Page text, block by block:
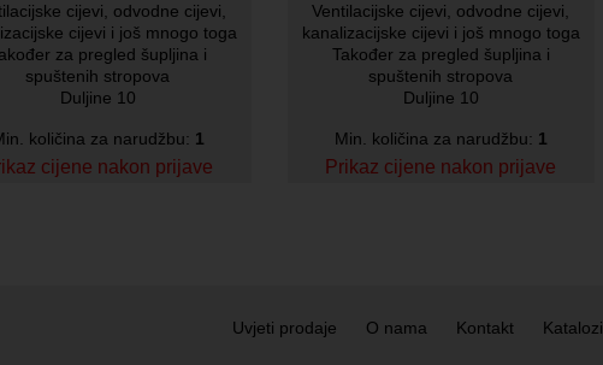
cijevi, odvodne cijevi,
cijevi i još mnogo toga
za pregled šupljina i
spuštenih stropova
Duljine 10
količina za narudžbu: 1
cijene nakon prijave
Ventilacijske cijevi, odvodne cijevi,
kanalizacijske cijevi i još mnogo toga
Također za pregled šupljina i
spuštenih stropova
Duljine 10
Min. količina za narudžbu: 1
Prikaz cijene nakon prijave
Uvjeti prodaje O nama Kontakt Katalozi